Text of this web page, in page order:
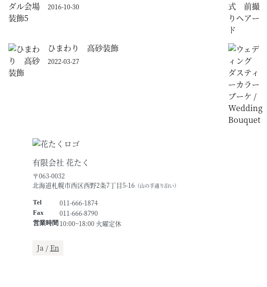
2016-10-30
ひまわり 高砂装飾
2022-03-27
有限会社 花たく
〒063-0032
北海道札幌市西区西野2条7丁目5-16（山の手通り沿い）
Tel 011-666-1874
Fax 011-666-8790
営業時間 10:00~18:00 火曜定休
Ja / En